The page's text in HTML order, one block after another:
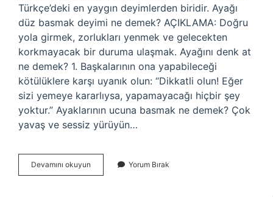
Türkçe’deki en yaygın deyimlerden biridir. Ayağı
düz basmak deyimi ne demek? AÇIKLAMA: Doğru
yola girmek, zorlukları yenmek ve gelecekten
korkmayacak bir duruma ulaşmak. Ayağını denk at
ne demek? 1. Başkalarının ona yapabileceği
kötülüklere karşı uyanık olun: “Dikkatli olun! Eğer
sizi yemeye kararlıysa, yapamayacağı hiçbir şey
yoktur.” Ayaklarının ucuna basmak ne demek? Çok
yavaş ve sessiz yürüyün…
Devamını okuyun
Denk
Yorum Bırak